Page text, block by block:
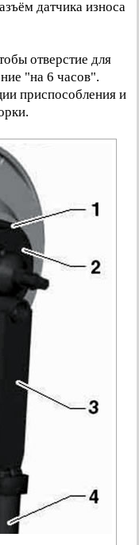
датчика износа
отверстие для
"на 6 часов".
приспособления и